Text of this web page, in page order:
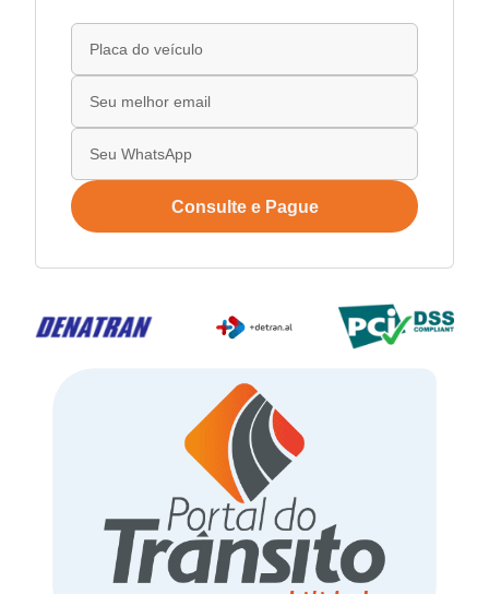
Consulte e Pague